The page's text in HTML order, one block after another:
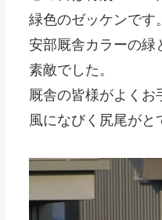
緑色のゼッケンです。
安部厩舎カラーの緑
素敵でした。
厩舎の皆様がよくお
風になびく尻尾がと